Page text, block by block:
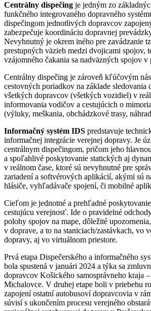
Centrálny dispečing je jedným zo
funkčného integrovaného dopravného
dispečingom jednotlivých dopravcov
zabezpečuje koordináciu dopravnej
Nevyhnutný je okrem iného pre zavádzanie
prestupných väzieb medzi dvojicami spojov,
vzájomného čakania sa nadväzných spojov v
Centrálny dispečing je zároveň kľúčovým
cestovných poriadkov na základe sledovania
všetkých dopravcov (všetkých vozidiel) v
informovania vodičov a cestujúcich o
(výluky, meškania, obchádzkové trasy,
Informačný systém IDS predstavuje
informačnej integrácie verejnej dopravy. Je
centrálnym dispečingom, pričom jeho
a spoľahlivé poskytovanie statických aj
v reálnom čase, ktoré sú nevyhnutné pre
zariadení a softvérových aplikácií, akými sú
hlásiče, vyhľadávače spojení, či mobilné
Cieľom je jednotné a prehľadné
cestujúcu verejnosť. Ide o pravidelné
polohy spojov na mape, dôležité
v doprave, a to na staniciach/zastávkach, vo
dopravy, aj vo virtuálnom priestore.
Prvá etapa Dispečerského a informačného
bola spustená v januári 2024 a týka sa
dopravcov Košického samosprávneho kraja
Michalovce. V druhej etape boli v priebehu
zapojení ostatní autobusoví dopravcovia v
súvisí s ukončením procesu verejného